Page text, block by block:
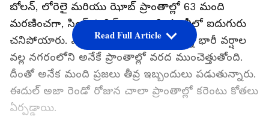
బోలన్, లోరెలై మరియు ఝోబ్ ప్రాంతాల్లో 63 మంది
మరణించగా, సింధ్ ప్రావిన్స్ రాజధాని కరాచీలో ఐదుగురు
చ‌నిపోయారు. ఎడతెరిపి లేకుండా కురుస్తున్న భారీ వ‌ర్షాల
వ‌ల్ల న‌గ‌రంలోని అనేకే ప్రాంతాల్లో వ‌ర‌ద ముంచెత్తుతోంది.
దీంతో అనేక మంది ప్ర‌జ‌లు తీవ్ర ఇబ్బందులు ప‌డుతున్నారు.
ఈదుల్ అజా రెండో రోజున చాలా ప్రాంతాల్లో క‌రెంటు కోత‌లు
ఏర్ప‌డ్డాయి.
Read Full Article